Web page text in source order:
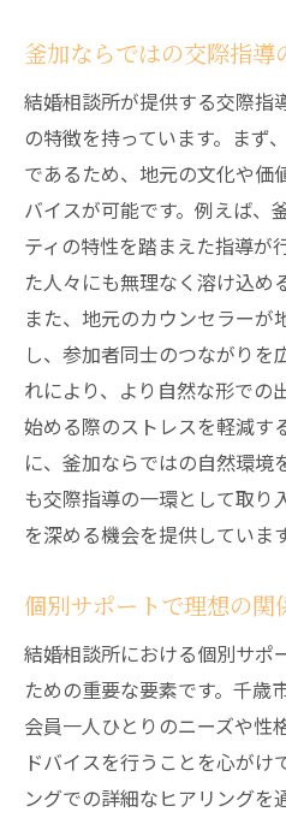
釜加ならではの交際指導
結婚相談所が提供する交際指
の特徴を持っています。まず
であるため、地元の文化や価
バイスが可能です。例えば、
ティの特性を踏まえた指導が
た人々にも無理なく溶け込め
また、地元のカウンセラーが
し、参加者同士のつながりを
れにより、より自然な形での
始める際のストレスを軽減す
に、釜加ならではの自然環境
も交際指導の一環として取り
を深める機会を提供しています
個別サポートで理想の関
結婚相談所における個別サポ
ための重要な要素です。千歳
会員一人ひとりのニーズや性
ドバイスを行うことを心がけ
ングでの詳細なヒアリングを